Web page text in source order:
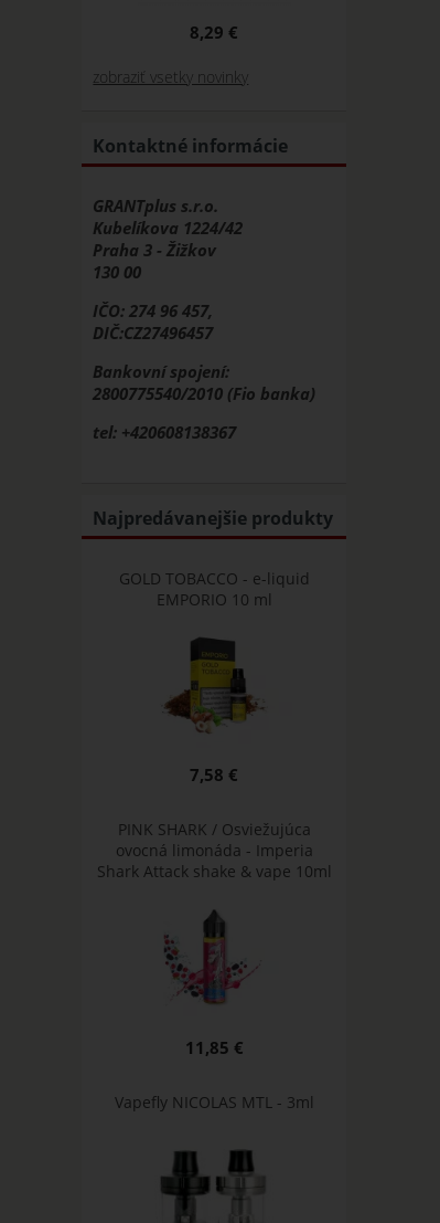
8,29 €
zobraziť vsetky novinky
Kontaktné informácie
GRANTplus s.r.o.
Kubelíkova 1224/42
Praha 3 - Žižkov
130 00
IČO: 274 96 457,
DIČ:CZ27496457
Bankovní spojení:
2800775540/2010 (Fio banka)
tel: +420608138367
Najpredávanejšie produkty
GOLD TOBACCO - e-liquid
EMPORIO 10 ml
7,58 €
PINK SHARK / Osviežujúca
ovocná limonáda - Imperia
Shark Attack shake & vape 10ml
11,85 €
Vapefly NICOLAS MTL - 3ml